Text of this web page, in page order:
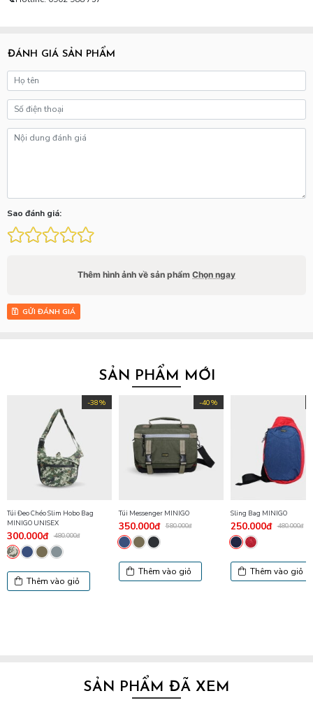
ĐÁNH GIÁ SẢN PHẨM
Sao đánh giá:
Thêm hình ảnh về sản phẩm Chọn ngay
GỬI ĐÁNH GIÁ
SẢN PHẨM MỚI
-38%
Túi Đeo Chéo Slim Hobo Bag
MINIGO UNISEX
300.000đ 480.000đ
Thêm vào giỏ
-40%
Túi Messenger MINIGO
350.000đ 580.000đ
Thêm vào giỏ
Sling Bag MINIGO
250.000đ 480.000đ
Thêm vào giỏ
SẢN PHẨM ĐÃ XEM